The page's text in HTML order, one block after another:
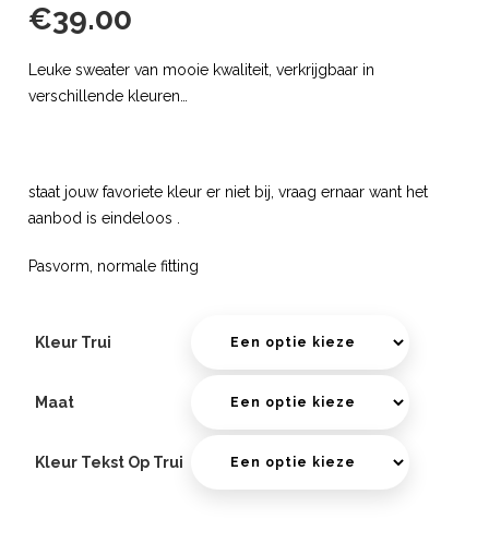
€39.00
Leuke sweater van mooie kwaliteit, verkrijgbaar in
verschillende kleuren…
staat jouw favoriete kleur er niet bij, vraag ernaar want het
aanbod is eindeloos .
Pasvorm, normale fitting
Kleur Trui
Maat
Kleur Tekst Op Trui